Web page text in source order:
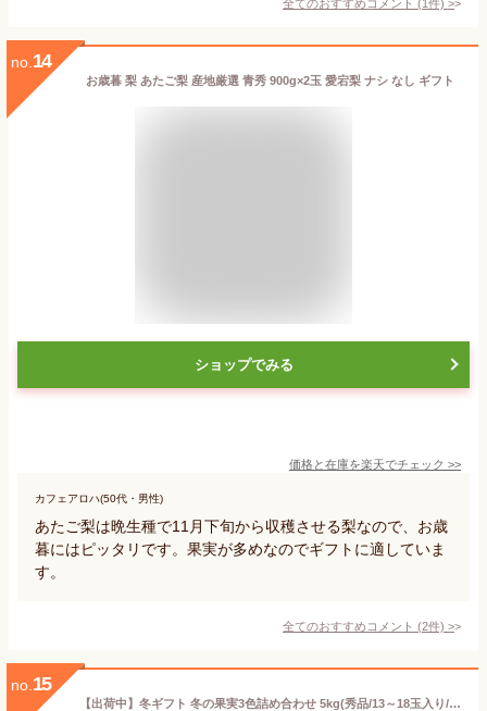
全てのおすすめコメント (1件) >
no. 14
お歳暮 梨 あたご梨 産地厳選 青秀 900g×2玉 愛宕梨 ナシ なし ギフト
ショップでみる
価格と在庫を楽天でチェック >>
カフェアロハ(50代・男性)
あたご梨は晩生種で11月下旬から収穫させる梨なので、お歳
暮にはピッタリです。果実が多めなのでギフトに適していま
す。
全てのおすすめコメント (2件) >
no. 15
【出荷中】冬ギフト 冬の果実3色詰め合わせ 5kg(秀品/13～18玉入り/サンふじ＆ラ・フランス＆はるかorシナノゴールド)※日時指定はメールで※【山形県産 りんご リンゴ 林檎 贈り物 贈答 お祝 お礼 プレゼント 御歳暮 果物 フルーツ】